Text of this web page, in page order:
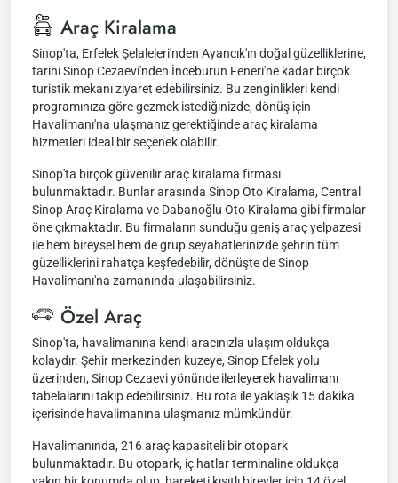
Araç Kiralama
Sinop'ta, Erfelek Şelaleleri'nden Ayancık'ın doğal güzelliklerine,
tarihi Sinop Cezaevi'nden İnceburun Feneri'ne kadar birçok
turistik mekanı ziyaret edebilirsiniz. Bu zenginlikleri kendi
programınıza göre gezmek istediğinizde, dönüş için
Havalimanı'na ulaşmanız gerektiğinde araç kiralama
hizmetleri ideal bir seçenek olabilir.
Sinop'ta birçok güvenilir araç kiralama firması
bulunmaktadır. Bunlar arasında Sinop Oto Kiralama, Central
Sinop Araç Kiralama ve Dabanoğlu Oto Kiralama gibi firmalar
öne çıkmaktadır. Bu firmaların sunduğu geniş araç yelpazesi
ile hem bireysel hem de grup seyahatlerinizde şehrin tüm
güzelliklerini rahatça keşfedebilir, dönüşte de Sinop
Havalimanı'na zamanında ulaşabilirsiniz.
Özel Araç
Sinop'ta, havalimanına kendi aracınızla ulaşım oldukça
kolaydır. Şehir merkezinden kuzeye, Sinop Efelek yolu
üzerinden, Sinop Cezaevi yönünde ilerleyerek havalimanı
tabelalarını takip edebilirsiniz. Bu rota ile yaklaşık 15 dakika
içerisinde havalimanına ulaşmanız mümkündür.
Havalimanında, 216 araç kapasiteli bir otopark
bulunmaktadır. Bu otopark, iç hatlar terminaline oldukça